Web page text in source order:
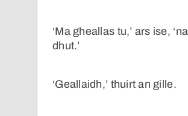
‘Ma gheallas tu,’ ars ise,
dhut.’
‘Geallaidh,’ thuirt an gille.